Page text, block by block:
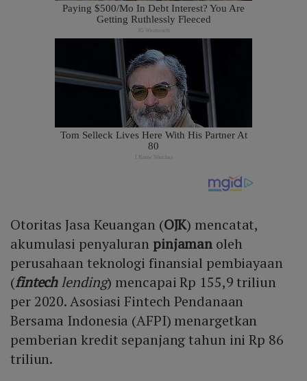
Otoritas Jasa Keuangan (OJK) mencatat,
akumulasi penyaluran pinjaman oleh
perusahaan teknologi finansial pembiayaan
(fintechlending) mencapai Rp 155,9 triliun
per 2020. Asosiasi Fintech Pendanaan
Bersama Indonesia (AFPI) menargetkan
pemberian kredit sepanjang tahun ini Rp 86
triliun.